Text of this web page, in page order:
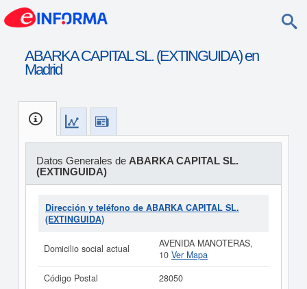
ABARKA CAPITAL SL. (EXTINGUIDA) en
Madrid
Datos Generales de ABARKA CAPITAL SL.
(EXTINGUIDA)
Dirección y teléfono de ABARKA CAPITAL SL.
(EXTINGUIDA)
Domicilio social actual
AVENIDA MANOTERAS,
10 Ver Mapa
Código Postal
28050